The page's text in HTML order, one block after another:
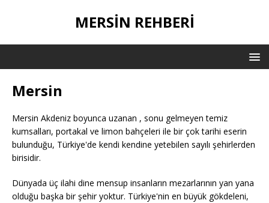
MERSIN REHBERI
Mersin
Mersin Akdeniz boyunca uzanan , sonu gelmeyen temiz
kumsalları, portakal ve limon bahçeleri ile bir çok tarihi eserin
bulunduğu, Türkiye'de kendi kendine yetebilen sayılı şehirlerden
birisidir.
Dünyada üç ilahi dine mensup insanların mezarlarının yan yana
olduğu başka bir şehir yoktur. Türkiye'nin en büyük gökdeleni,